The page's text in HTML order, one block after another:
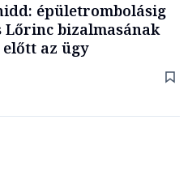
épületrombolásig
bizalmasának
az ügy